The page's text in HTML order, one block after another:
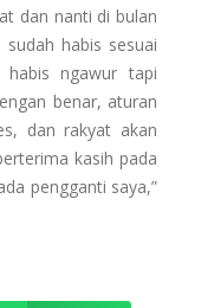
dan nanti di bulan
habis sesuai
habis ngawur tapi
benar, aturan
dan rakyat akan
kasih pada
pengganti saya,”